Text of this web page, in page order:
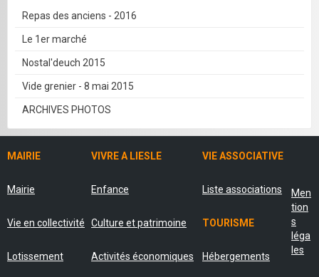
Repas des anciens - 2016
Le 1er marché
Nostal'deuch 2015
Vide grenier - 8 mai 2015
ARCHIVES PHOTOS
MAIRIE VIVRE A LIESLE VIE ASSOCIATIVE
Mairie Enfance Liste associations
Vie en collectivité Culture et patrimoine TOURISME
Lotissement Activités économiques Hébergements
Men
tion
s
léga
les